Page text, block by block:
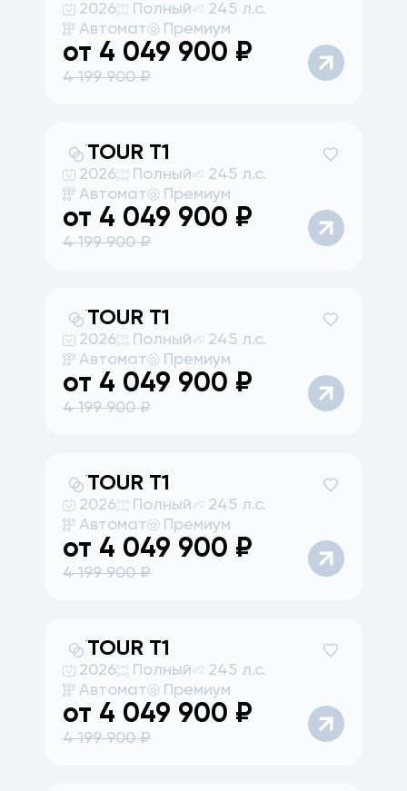
2026 Полный
245 л.с.
Автомат
Премиум
от 4 049 900 ₽
4 199 900₽
JETOUR T1
2026 Полный
245 л.с.
Автомат
Премиум
от 4 049 900 ₽
4 199 900₽
JETOUR T1
2026 Полный
245 л.с.
Автомат
Премиум
от 4 049 900 ₽
4 199 900₽
JETOUR T1
2026 Полный
245 л.с.
Автомат
Премиум
от 4 049 900 ₽
4 199 900₽
JETOUR T1
2026 Полный
245 л.с.
Автомат
Премиум
от 4 049 900 ₽
4 199 900₽